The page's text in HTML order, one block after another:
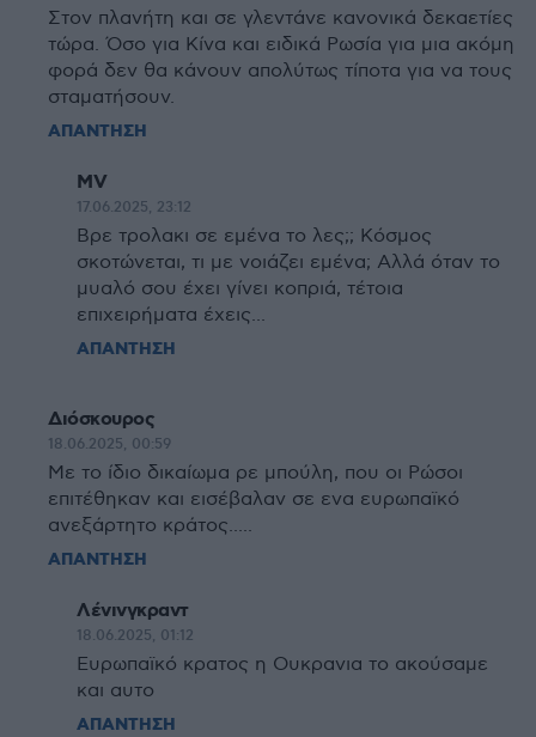
Στον πλανήτη και σε γλεντάνε κανονικά δεκαετίες
τώρα. Όσο για Κίνα και ειδικά Ρωσία για μια ακόμη
φορά δεν θα κάνουν απολύτως τίποτα για να τους
σταματήσουν.
ΑΠΑΝΤΗΣΗ
MV
17.06.2025, 23:12
Βρε τρολακι σε εμένα το λες;; Κόσμος
σκοτώνεται, τι με νοιάζει εμένα; Αλλά όταν το
μυαλό σου έχει γίνει κοπριά, τέτοια
επιχειρήματα έχεις...
ΑΠΑΝΤΗΣΗ
Διόσκουρος
18.06.2025, 00:59
Με το ίδιο δικαίωμα ρε μπούλη, που οι Ρώσοι
επιτέθηκαν και εισέβαλαν σε ενα ευρωπαϊκό
ανεξάρτητο κράτος.....
ΑΠΑΝΤΗΣΗ
Λένινγκραντ
18.06.2025, 01:12
Ευρωπαϊκό κρατος η Ουκρανια το ακούσαμε
και αυτο
ΑΠΑΝΤΗΣΗ